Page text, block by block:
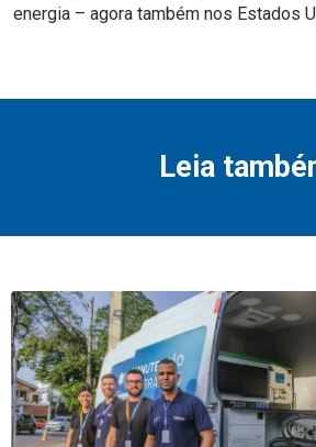
energia – agora também nos Estados
Leia